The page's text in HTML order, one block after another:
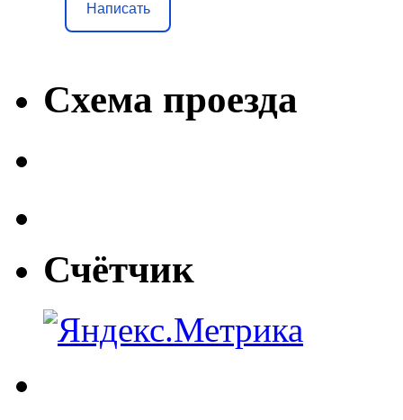
Написать
Схема проезда
Счётчик